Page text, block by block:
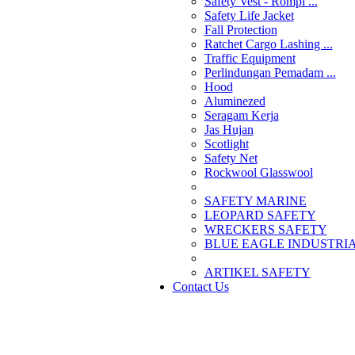
Safety Life Jacket
Fall Protection
Ratchet Cargo Lashing ...
Traffic Equipment
Perlindungan Pemadam ...
Hood
Aluminezed
Seragam Kerja
Jas Hujan
Scotlight
Safety Net
Rockwool Glasswool
SAFETY MARINE
LEOPARD SAFETY
WRECKERS SAFETY
BLUE EAGLE
­ARTIKEL SAFETY
Contact Us